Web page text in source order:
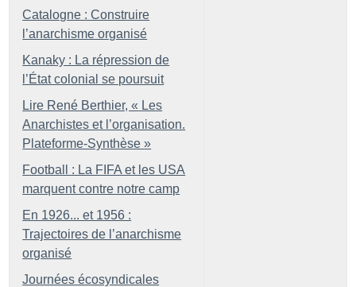
Catalogne : Construire
l’anarchisme organisé
Kanaky : La répression de
l’État colonial se poursuit
Lire René Berthier, « Les
Anarchistes et l’organisation.
Plateforme-Synthèse »
Football : La FIFA et les USA
marquent contre notre camp
En 1926... et 1956 :
Trajectoires de l’anarchisme
organisé
Journées écosyndicales